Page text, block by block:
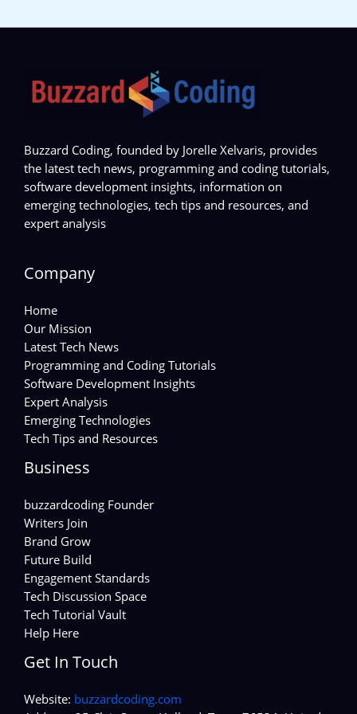
Buzzard Coding, founded by Jorelle Xelvaris, provides
the latest tech news, programming and coding tutorials,
software development insights, information on
emerging technologies, tech tips and resources, and
expert analysis
Company
Home
Our Mission
Latest Tech News
Programming and Coding Tutorials
Software Development Insights
Expert Analysis
Emerging Technologies
Tech Tips and Resources
Business
buzzardcoding Founder
Writers Join
Brand Grow
Future Build
Engagement Standards
Tech Discussion Space
Tech Tutorial Vault
Help Here
Get In Touch
Website: buzzardcoding.com